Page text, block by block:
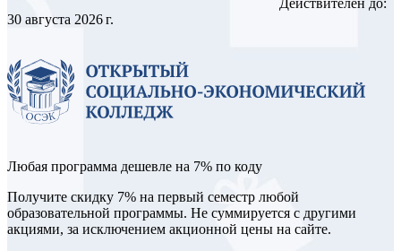
Действителен до:
30 августа 2026 г.
Любая программа дешевле на 7% по коду
Получите скидку 7% на первый семестр любой
образовательной программы. Не суммируется с другими
акциями, за исключением акционной цены на сайте.